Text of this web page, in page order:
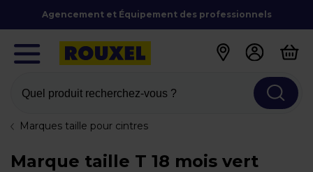
Agencement et Équipement des professionnels
Quel produit recherchez-vous ?
Marques taille pour cintres
Marque taille T 18 mois vert